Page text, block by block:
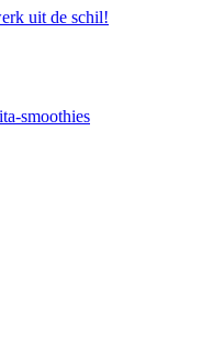
uit de schil!
smoothies